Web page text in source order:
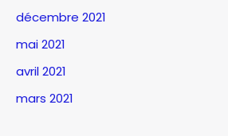
décembre 2021
mai 2021
avril 2021
mars 2021